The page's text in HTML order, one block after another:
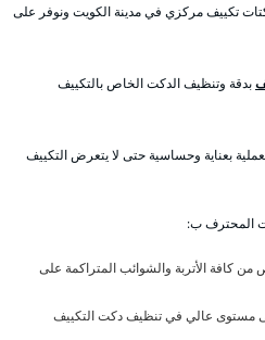
تكييف مركزي في مدينة الكويت ونوفر على
بدقة وتنظيف الدكت الخاص بالتكييف
بعناية وحساسية حتى لا يتعرض التكييف
المحترف ب:
كافة الأتربة والشوائب المتراكمة على
مستوى عالي في تنظيف دكت التكييف